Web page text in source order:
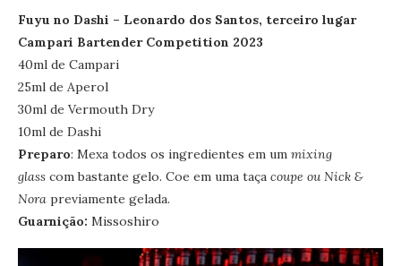
Fuyu no Dashi – Leonardo dos Santos, terceiro lugar
Campari Bartender Competition 2023
40ml de Campari
25ml de Aperol
30ml de Vermouth Dry
10ml de Dashi
Preparo: Mexa todos os ingredientes em um mixing
glass com bastante gelo. Coe em uma taça coupe ou Nick &
Nora previamente gelada.
Guarnição: Missoshiro